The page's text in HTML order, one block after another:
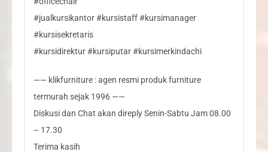
#jualkursikantor #kursistaff #kursimanager
#kursisekretaris
#kursidirektur #kursiputar #kursimerkindachi
—— klikfurniture : agen resmi produk furniture
termurah sejak 1996 ——
Diskusi dan Chat akan direply Senin-Sabtu Jam 08.00
– 17.30
Terima kasih